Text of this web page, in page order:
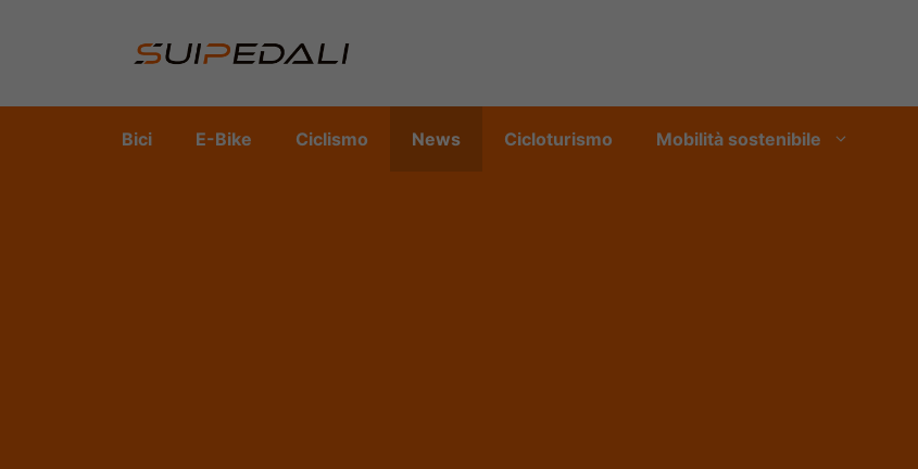
Bici E-Bike Ciclismo News Cicloturismo Mobilità sostenibile